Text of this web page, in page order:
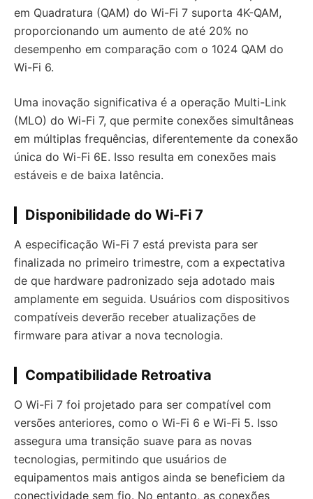
em Quadratura (QAM) do Wi-Fi 7 suporta 4K-QAM,
proporcionando um aumento de até 20% no
desempenho em comparação com o 1024 QAM do
Wi-Fi 6.
Uma inovação significativa é a operação Multi-Link
(MLO) do Wi-Fi 7, que permite conexões simultâneas
em múltiplas frequências, diferentemente da conexão
única do Wi-Fi 6E. Isso resulta em conexões mais
estáveis e de baixa latência.
Disponibilidade do Wi-Fi 7
A especificação Wi-Fi 7 está prevista para ser
finalizada no primeiro trimestre, com a expectativa
de que hardware padronizado seja adotado mais
amplamente em seguida. Usuários com dispositivos
compatíveis deverão receber atualizações de
firmware para ativar a nova tecnologia.
Compatibilidade Retroativa
O Wi-Fi 7 foi projetado para ser compatível com
versões anteriores, como o Wi-Fi 6 e Wi-Fi 5. Isso
assegura uma transição suave para as novas
tecnologias, permitindo que usuários de
equipamentos mais antigos ainda se beneficiem da
conectividade sem fio. No entanto, as conexões